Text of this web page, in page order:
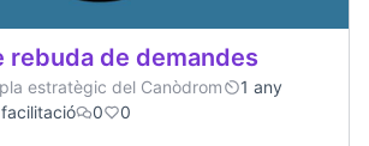
rebuda de demandes
estratègic del Canòdrom
1 any
0 0